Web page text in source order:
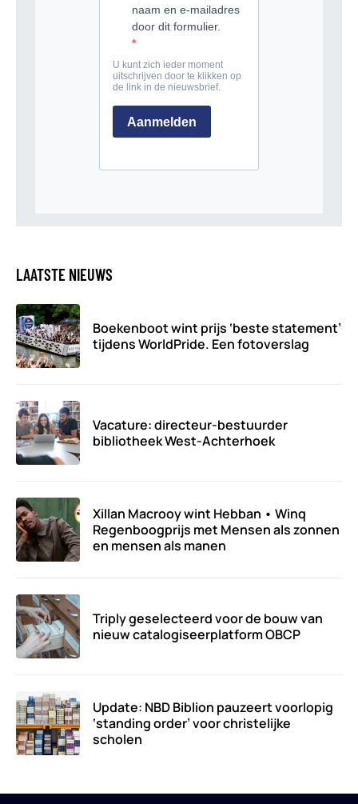
LAATSTE NIEUWS
Boekenboot wint prijs ‘beste statement’
tijdens WorldPride. Een fotoverslag
Vacature: directeur-bestuurder
bibliotheek West-Achterhoek
Xillan Macrooy wint Hebban • Winq
Regenboogprijs met Mensen als zonnen
en mensen als manen
Triply geselecteerd voor de bouw van
nieuw catalogiseerplatform OBCP
Update: NBD Biblion pauzeert voorlopig
‘standing order’ voor christelijke
scholen